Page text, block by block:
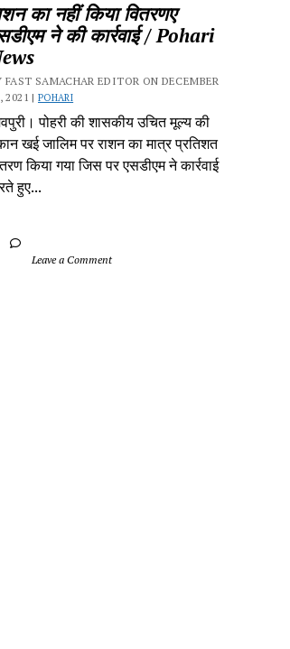
का नहीं किया वितरणए
ने की कार्रवाई / Pohari
FAST SAMACHAR EDITOR ON DECEMBER
2021 | POHARI
पोहरी की शासकीय उचित मूल्य की
खई जालिम पर राशन का मात्र प्रतिशत
किया गया जिस पर एसडीएम ने कार्रवाई
हुए...